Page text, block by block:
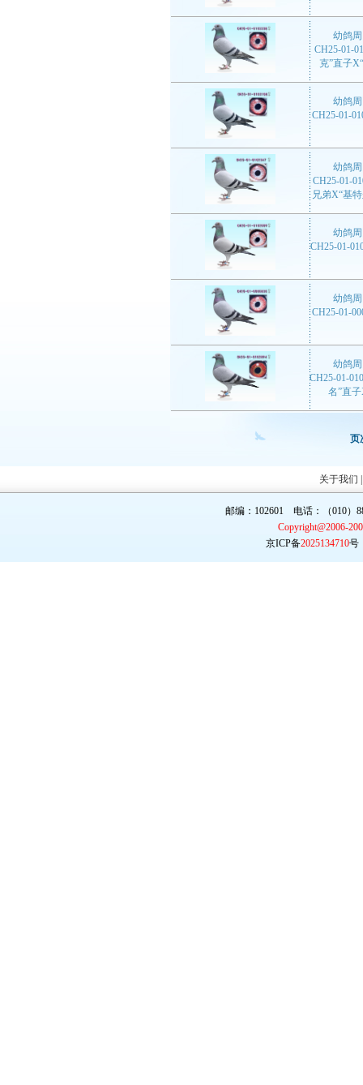
幼鸽
CH25-01-
克”直子
幼鸽
CH25-01-
幼鸽
CH25-01-
兄弟X“基
幼鸽
CH25-01-
幼鸽
CH25-01-
幼鸽
CH25-01-
名”直
页
关于我们
邮编：102601 电话：（010）
Copyright@2006-
京ICP备2025134710号